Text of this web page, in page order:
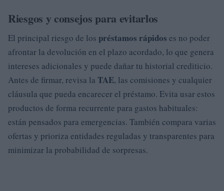
Riesgos y consejos para evitarlos
El principal riesgo de los préstamos rápidos es no poder
afrontar la devolución en el plazo acordado, lo que genera
intereses adicionales y puede dañar tu historial crediticio.
Antes de firmar, revisa la TAE, las comisiones y cualquier
cláusula que pueda encarecer el préstamo. Evita usar estos
productos de forma recurrente para gastos habituales:
están pensados para emergencias. También compara varias
ofertas y prioriza entidades reguladas y transparentes para
minimizar la probabilidad de sorpresas.